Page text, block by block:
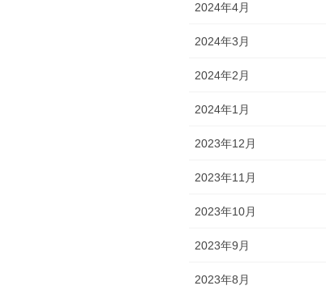
2024年4月
2024年3月
2024年2月
2024年1月
2023年12月
2023年11月
2023年10月
2023年9月
2023年8月